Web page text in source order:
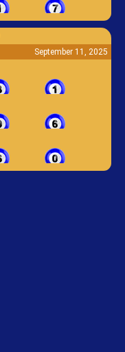
September 11, 2025